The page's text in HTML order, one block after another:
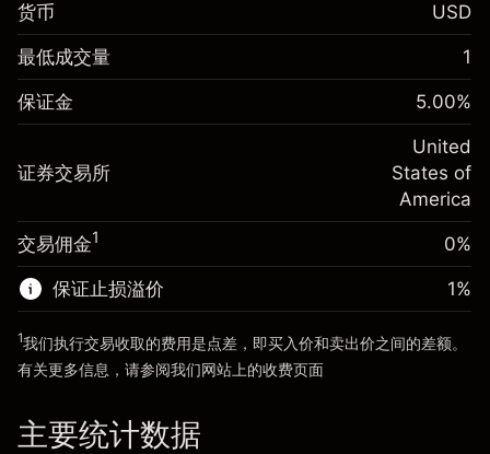
保证金。您的投资 $1,000.00
隔夜仓息
-0.021568
%
(-$4.31)
来自杠杆的资金 - 美元（大约值）
$19,000.00
前往平台
保证金。您的投资 $1,000.00
隔夜仓息
-0.000654
%
(-$0.13)
$20,000.00
来自杠杆的资金 - 美元（大约值）$19,000.00
前往平台
货币 USD
最低成交量 1
保证金 5.00%
证券交易所
United
States of
America
交易佣金1 0%
保证止损溢价 1%
1我们执行交易收取的费用是点差，即买入价和卖出价之间的差额。
有关更多信息，请参阅我们网站上的收费页面
主要统计数据